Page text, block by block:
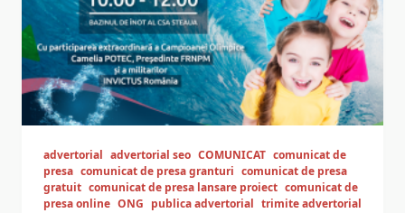
advertorial advertorial seo COMUNICAT comunicat de
presa comunicat de presa granturi comunicat de presa
gratuit comunicat de presa lansare proiect comunicat de
presa online ONG publica advertorial trimite advertorial